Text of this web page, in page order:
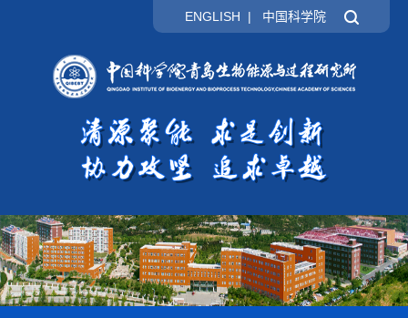
ENGLISH | 中国科学院